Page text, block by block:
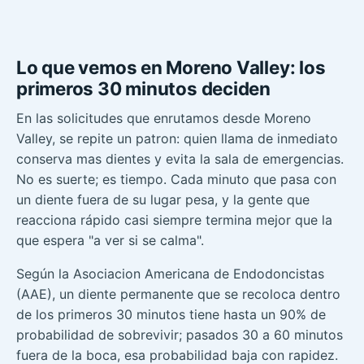
Lo que vemos en Moreno Valley: los
primeros 30 minutos deciden
En las solicitudes que enrutamos desde Moreno
Valley, se repite un patron: quien llama de inmediato
conserva mas dientes y evita la sala de emergencias.
No es suerte; es tiempo. Cada minuto que pasa con
un diente fuera de su lugar pesa, y la gente que
reacciona rápido casi siempre termina mejor que la
que espera "a ver si se calma".
Según la Asociacion Americana de Endodoncistas
(AAE), un diente permanente que se recoloca dentro
de los primeros 30 minutos tiene hasta un 90% de
probabilidad de sobrevivir; pasados 30 a 60 minutos
fuera de la boca, esa probabilidad baja con rapidez.